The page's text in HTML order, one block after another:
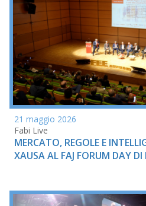
21 maggio 2026
Fabi Live
MERCATO, REGOLE E
XAUSA AL FAJ FORUM DAY